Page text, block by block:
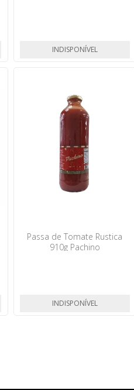
INDISPONÍVEL
Passa de Tomate Rustica
910g Pachino
INDISPONÍVEL